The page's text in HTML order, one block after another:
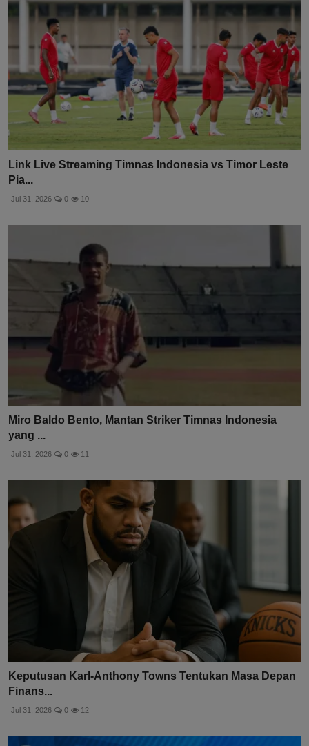
Link Live Streaming Timnas Indonesia vs Timor Leste
Pia...
Jul 31, 2026 0 10
Miro Baldo Bento, Mantan Striker Timnas Indonesia
yang ...
Jul 31, 2026 0 11
Keputusan Karl-Anthony Towns Tentukan Masa Depan
Finans...
Jul 31, 2026 0 12